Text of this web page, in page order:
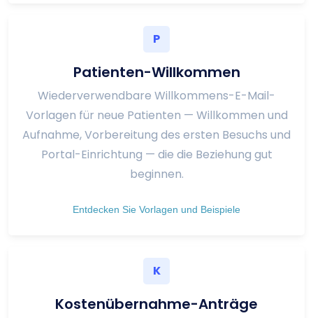
P
Patienten-Willkommen
Wiederverwendbare Willkommens-E-Mail-
Vorlagen für neue Patienten — Willkommen und
Aufnahme, Vorbereitung des ersten Besuchs und
Portal-Einrichtung — die die Beziehung gut
beginnen.
Entdecken Sie Vorlagen und Beispiele
K
Kostenübernahme-Anträge